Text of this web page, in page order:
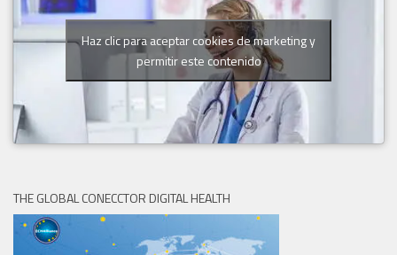
Haz clic para aceptar cookies de marketing y
permitir este contenido
THE GLOBAL CONECCTOR DIGITAL HEALTH